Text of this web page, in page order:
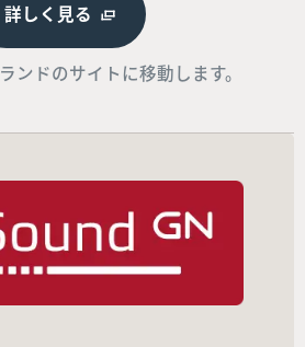
詳しく見る
ンドのサイトに移動します。